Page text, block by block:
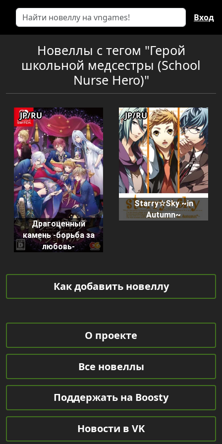
Вход
Новеллы с тегом "Герой
школьной медсестры (School
Nurse Hero)"
Драгоценный
камень -борьба за
любовь-
JP/RU
Starry☆Sky ~in
Autumn~
JP/RU
Как добавить новеллу
О проекте
Все новеллы
Поддержать на Boosty
Новости в VK